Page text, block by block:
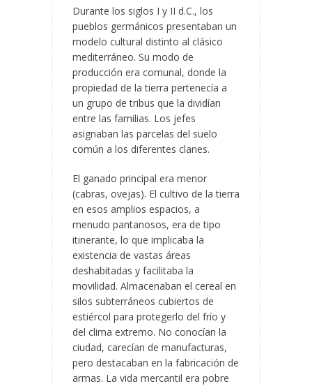
Durante los siglos I y II d.C., los
pueblos germánicos presentaban un
modelo cultural distinto al clásico
mediterráneo. Su modo de
producción era comunal, donde la
propiedad de la tierra pertenecía a
un grupo de tribus que la dividían
entre las familias. Los jefes
asignaban las parcelas del suelo
común a los diferentes clanes.
El ganado principal era menor
(cabras, ovejas). El cultivo de la tierra
en esos amplios espacios, a
menudo pantanosos, era de tipo
itinerante, lo que implicaba la
existencia de vastas áreas
deshabitadas y facilitaba la
movilidad. Almacenaban el cereal en
silos subterráneos cubiertos de
estiércol para protegerlo del frío y
del clima extremo. No conocían la
ciudad, carecían de manufacturas,
pero destacaban en la fabricación de
armas. La vida mercantil era pobre